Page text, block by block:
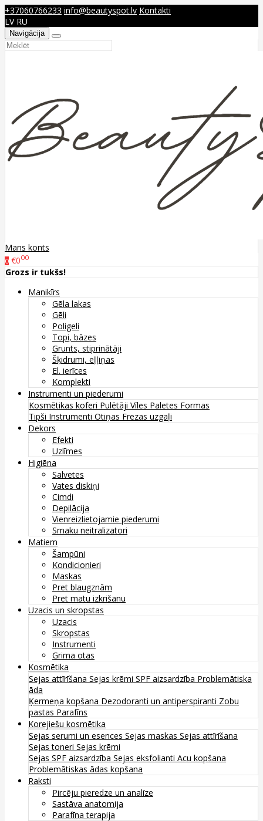
+37060766233 info@beautyspot.lv Kontakti
LV RU
Navigācija
Mans konts
0 €000
Grozs ir tukšs!
Manikīrs
Gēla lakas
Gēli
Poligeli
Topi, bāzes
Grunts, stiprinātāji
Šķidrumi, eļļiņas
El. ierīces
Komplekti
Instrumenti un piederumi
Kosmētikas koferi Pulētāji Vīles Paletes Formas
Tipši Instrumenti Otiņas Frezas uzgaļi
Dekors
Efekti
Uzlīmes
Higiēna
Salvetes
Vates diskiņi
Cimdi
Depilācija
Vienreizlietojamie piederumi
Smaku neitralizatori
Matiem
Šampūni
Kondicionieri
Maskas
Pret blaugznām
Pret matu izkrišanu
Uzacis un skropstas
Uzacis
Skropstas
Instrumenti
Grima otas
Kosmētika
Sejas attīrīšana Sejas krēmi SPF aizsardzība Problemātiska
āda
Ķermeņa kopšana Dezodoranti un antiperspiranti Zobu
pastas Parafīns
Korejiešu kosmētika
Sejas serumi un esences Sejas maskas Sejas attīrīšana
Sejas toneri Sejas krēmi
Sejas SPF aizsardzība Sejas eksfolianti Acu kopšana
Problemātiskas ādas kopšana
Raksti
Pircēju pieredze un analīze
Sastāva anatomija
Parafīna terapija